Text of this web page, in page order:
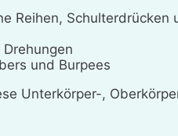
Reihen, Schulterdrücken
und Burpees
Unterkörper-,